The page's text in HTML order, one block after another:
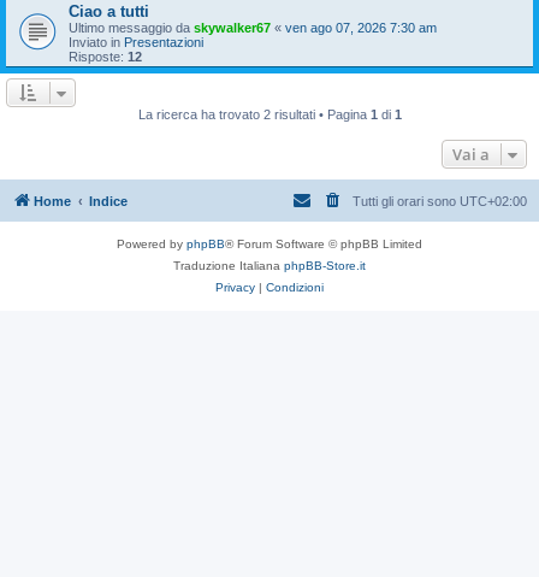
Ciao a tutti
Ultimo messaggio da skywalker67 « ven ago 07, 2026 7:30 am
Inviato in Presentazioni
Risposte: 12
La ricerca ha trovato 2 risultati • Pagina 1 di 1
Vai a
Home Indice Tutti gli orari sono UTC+02:00
Powered by phpBB® Forum Software © phpBB Limited
Traduzione Italiana phpBB-Store.it
Privacy | Condizioni